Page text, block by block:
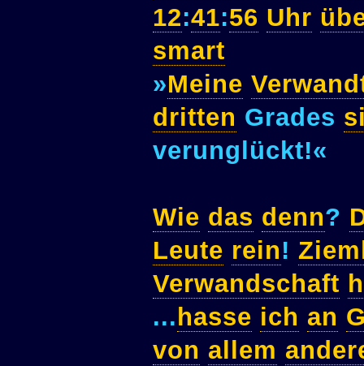
12:41:56 Uhr
smart
»Meine
dritten Grades
verunglückt!«
Wie das denn?
Leute rein!
Verwandschaft
... hasse ich an
von allem